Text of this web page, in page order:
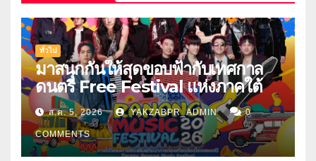
ทั่วไป
มาสนุกกันให้สุดขอบฟ้ากับเทศกาล
ดนตรี Free Festival แห่งภาคใต้
ส.ค. 5, 2026 YAKZABPR_ADMIN 0
COMMENTS